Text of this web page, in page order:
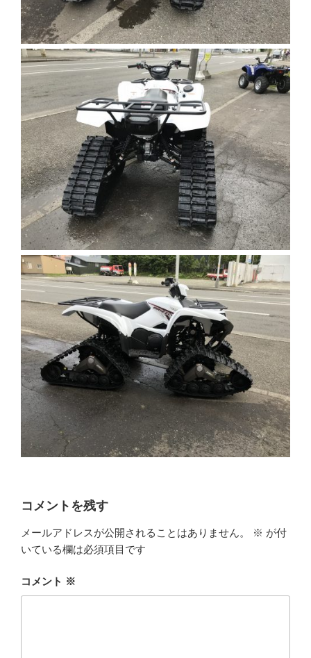
コメントを残す
メールアドレスが公開されることはありません。 ※ が付
いている欄は必須項目です
コメント ※